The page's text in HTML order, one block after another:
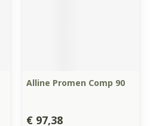
Alline Promen Comp 90
€ 97,38